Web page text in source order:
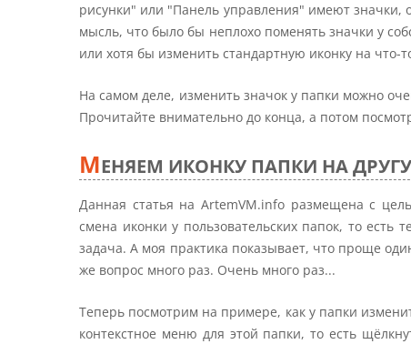
рисунки" или "Панель управления" имеют значки,
мысль, что было бы неплохо поменять значки у
или хотя бы изменить стандартную иконку на что-
На самом деле, изменить значок у папки можно
Прочитайте внимательно до конца, а потом
МЕНЯЕМ ИКОНКУ ПАПКИ НА
Данная статья на ArtemVM.info размещена с
смена иконки у пользовательских папок, то есть
задача. А моя практика показывает, что проще
же вопрос много раз. Очень много раз...
Теперь посмотрим на примере, как у папки
контекстное меню для этой папки, то есть